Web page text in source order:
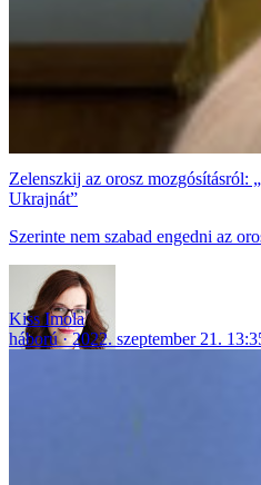
Zelenszkij az orosz mozgósításról:
Ukrajnát”
Szerinte nem szabad engedni az
Kiss Imola
háború
2022. szeptember 21.